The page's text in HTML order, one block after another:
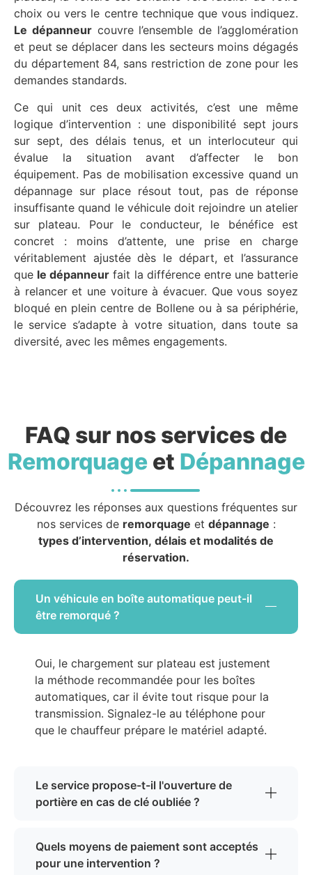
choix ou vers le centre technique que vous indiquez.
Le dépanneurcouvre l’ensemble de l’agglomération
et peut se déplacer dans les secteurs moins dégagés
du département 84, sans restriction de zone pour les
demandes standards.
Ce qui unit ces deux activités, c’est une même
logique d’intervention : une disponibilité sept jours
sur sept, des délais tenus, et un interlocuteur qui
évalue la situation avant d’affecter le bon
équipement. Pas de mobilisation excessive quand un
dépannage sur place résout tout, pas de réponse
insuffisante quand le véhicule doit rejoindre un atelier
sur plateau. Pour le conducteur, le bénéfice est
concret : moins d’attente, une prise en charge
véritablement ajustée dès le départ, et l’assurance
que le dépanneur fait la différence entre une batterie
à relancer et une voiture à évacuer. Que vous soyez
bloqué en plein centre de Bollene ou à sa périphérie,
le service s’adapte à votre situation, dans toute sa
diversité, avec les mêmes engagements.
FAQ sur nos services de
Remorquageet Dépannage
Découvrez les réponses aux questions fréquentes sur
nos services de remorquage et dépannage :
types d’intervention, délais et modalités de
réservation.
Un véhicule en boîte automatique peut-il
être remorqué ?
Oui, le chargement sur plateau est justement
la méthode recommandée pour les boîtes
automatiques, car il évite tout risque pour la
transmission. Signalez-le au téléphone pour
que le chauffeur prépare le matériel adapté.
Le service propose-t-il l'ouverture de
portière en cas de clé oubliée ?
Quels moyens de paiement sont acceptés
pour une intervention ?